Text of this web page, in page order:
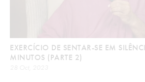
EXERCÍCIO DE SENTAR-SE EM
MINUTOS (PARTE 2)